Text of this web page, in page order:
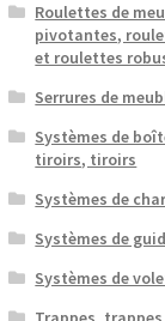
Roulettes de
pivotantes,
et roulettes
Serrures de
Systèmes de
tiroirs, tiroirs
Systèmes de
Systèmes de
Systèmes de